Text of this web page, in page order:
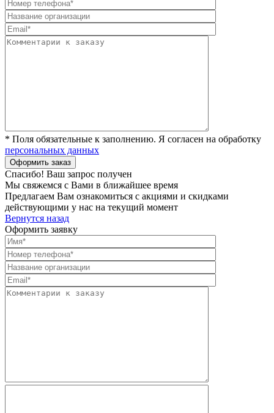
* Поля обязательные к заполнению. Я согласен на обработку
персональных данных
Спасибо! Ваш запрос получен
Мы свяжемся с Вами в ближайшее время
Предлагаем Вам ознакомиться с акциями и скидками
действующими у нас на текущий момент
Вернутся назад
Оформить заявку